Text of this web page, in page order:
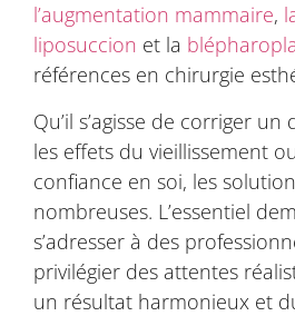
l’augmentation mammaire,
liposuccion et la
références en chirurgie
Qu’il s’agisse de corriger
les effets du vieillissement
confiance en soi, les
nombreuses. L’essentiel
s’adresser à des
privilégier des attentes
un résultat harmonieux et